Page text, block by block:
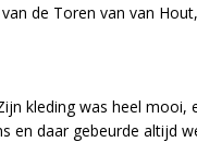
de Toren van van
kleding was heel mooi,
en daar gebeurde altijd